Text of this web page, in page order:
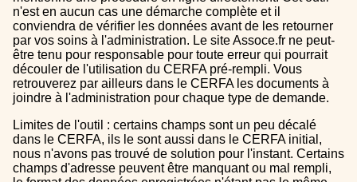
n'est en aucun cas une démarche complète et il
conviendra de vérifier les données avant de les retourner
par vos soins à l'administration. Le site Assoce.fr ne peut-
être tenu pour responsable pour toute erreur qui pourrait
découler de l'utilisation du CERFA pré-rempli. Vous
retrouverez par ailleurs dans le CERFA les documents à
joindre à l'administration pour chaque type de demande.
Limites de l'outil : certains champs sont un peu décalé
dans le CERFA, ils le sont aussi dans le CERFA initial,
nous n'avons pas trouvé de solution pour l'instant. Certains
champs d'adresse peuvent être manquant ou mal rempli,